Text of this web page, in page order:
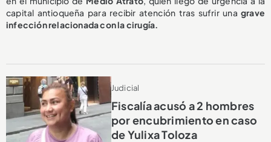
capital antioqueña para recibir atención tras sufrir una grave
infección relacionada con la cirugía.
Judicial
Fiscalía acusó a 2 hombres
por encubrimiento en caso
de Yulixa Toloza